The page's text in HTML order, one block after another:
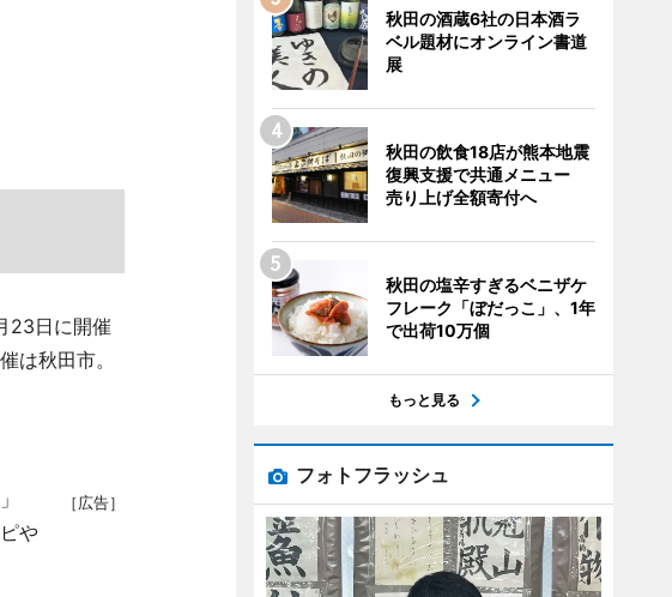
23日に開催
は秋田市。
［広告］
や
秋田の酒蔵6社の日本酒ラ
ベル題材にオンライン書道
展
秋田の飲食18店が熊本地震
復興支援で共通メニュー
売り上げ全額寄付へ
秋田の塩辛すぎるベニザケ
フレーク「ぼだっこ」、1年
で出荷10万個
もっと見る
フォトフラッシュ